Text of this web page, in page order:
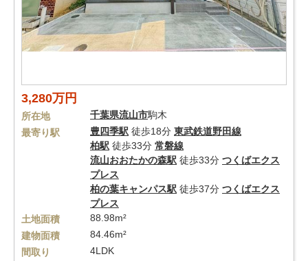
3,280万円
所在地 千葉県流山市駒木
最寄り駅
豊四季駅 徒歩18分 東武鉄道野田線
柏駅 徒歩33分 常磐線
流山おおたかの森駅 徒歩33分 つくばエクス
プレス
柏の葉キャンパス駅 徒歩37分 つくばエクス
プレス
土地面積
88.98m²
建物面積
84.46m²
間取り
4LDK